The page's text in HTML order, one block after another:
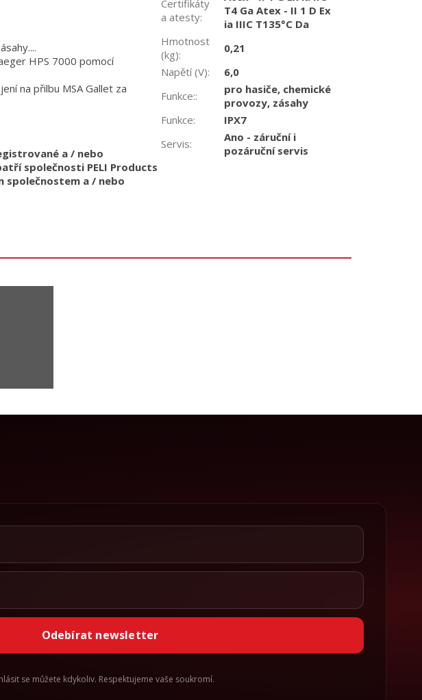
HPS 7000 pomocí
na přilbu MSA Gallet za
a / nebo
společnosti PELI Products
společnostem a / nebo
Certifikáty
a atesty:
T4 Ga Atex - II 1 D Ex
ia IIIC T135°C Da
Hmotnost
(kg):
0,21
Napětí (V):
6,0
Funkce::
pro hasiče, chemické
provozy, zásahy
Funkce:
IPX7
Servis:
Ano - záruční i
pozáruční servis
Odebírat newsletter
se můžete kdykoliv. Respektujeme vaše soukromí.